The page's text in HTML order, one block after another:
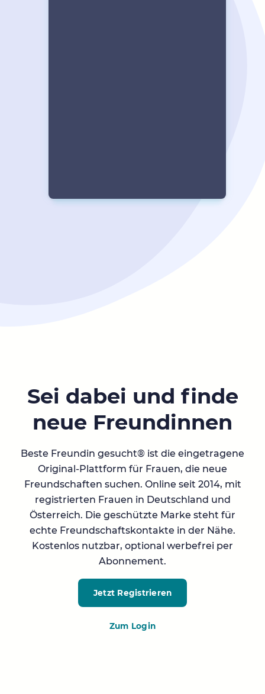
Sei dabei und finde
neue Freundinnen
Beste Freundin gesucht® ist die eingetragene
Original-Plattform für Frauen, die neue
Freundschaften suchen. Online seit 2014, mit
registrierten Frauen in Deutschland und
Österreich. Die geschützte Marke steht für
echte Freundschaftskontakte in der Nähe.
Kostenlos nutzbar, optional werbefrei per
Abonnement.
Jetzt Registrieren
Zum Login